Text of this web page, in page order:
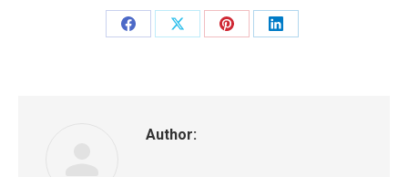
Share
Share
Share
Share
Author: